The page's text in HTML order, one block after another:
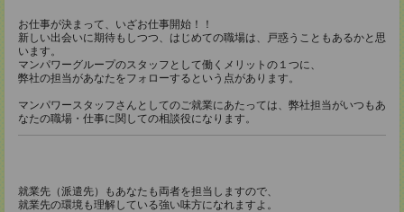
お仕事が決まって、いざお仕事開始！！
新しい出会いに期待もしつつ、はじめての職場は、戸惑うこともあるかと思
います。
マンパワーグループのスタッフとして働くメリットの１つに、
弊社の担当があなたをフォローするという点があります。
マンパワースタッフさんとしてのご就業にあたっては、弊社担当がいつもあ
なたの職場・仕事に関しての相談役になります。
就業先（派遣先）もあなたも両者を担当しますので、
就業先の環境も理解している強い味方になれますよ。